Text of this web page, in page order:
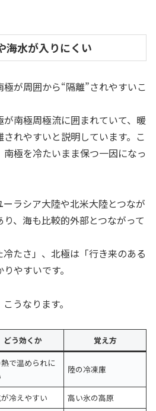
海水が入りにくい
が周囲から“隔離”されやすいこ
南極周極流に囲まれていて、暖
れやすいと説明しています。こ
極を冷たいまま保つ一因になっ
ラシア大陸や北米大陸とつなが
、海も比較的外部とつながって
たさ」、北極は「行き来のある
やすいです。
うなります。
どう効くか 覚え方
で温められに
陸の冷凍庫
冷えやすい 高い氷の高原